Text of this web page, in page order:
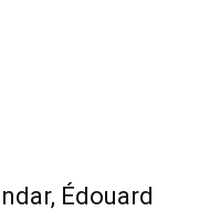
Édouard